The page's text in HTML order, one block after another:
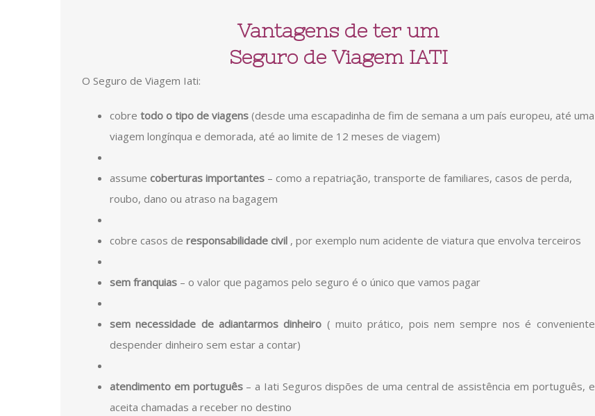
Vantagens de ter um
Seguro de Viagem IATI
O Seguro de Viagem Iati:
cobre todo o tipo de viagens (desde uma escapadinha de fim de semana a um país europeu, até uma
viagem longínqua e demorada, até ao limite de 12 meses de viagem)
assume coberturas importantes – como a repatriação, transporte de familiares, casos de perda,
roubo, dano ou atraso na bagagem
cobre casos de responsabilidade civil , por exemplo num acidente de viatura que envolva terceiros
sem franquias – o valor que pagamos pelo seguro é o único que vamos pagar
sem necessidade de adiantarmos dinheiro ( muito prático, pois nem sempre nos é conveniente
despender dinheiro sem estar a contar)
atendimento em português– a Iati Seguros dispões de uma central de assistência em português, e
aceita chamadas a receber no destino